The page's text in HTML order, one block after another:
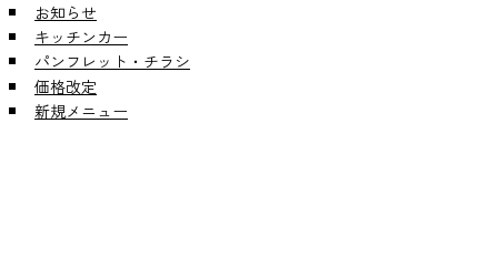
お知らせ
キッチンカー
パンフレット・チラシ
価格改定
新規メニュー